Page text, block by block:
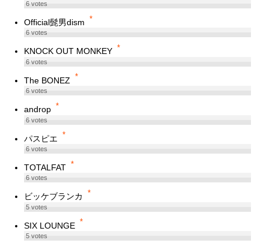
6votes
Official髭男dism *
6votes
KNOCK OUT MONKEY *
6votes
The BONEZ *
6votes
androp *
6votes
パスピエ *
6votes
TOTALFAT *
6votes
ビッケブランカ *
5votes
SIX LOUNGE *
5votes